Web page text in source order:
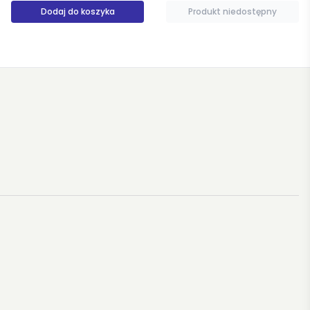
Produkt niedostępny Produkt niedostępny